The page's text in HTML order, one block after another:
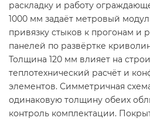
раскладку и работу
1000 мм задаёт метровый
привязку стыков к прогонам и
панелей по развёртке
Толщина 120 мм влияет на
теплотехнический расчёт и
элементов. Симметричная
одинаковую толщину обеих
контроль комплектации.